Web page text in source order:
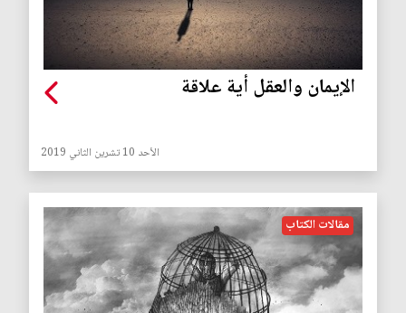
الإيمان والعقل أية علاقة
الأحد 10 تشرين الثاني 2019
مقالات الكتاب